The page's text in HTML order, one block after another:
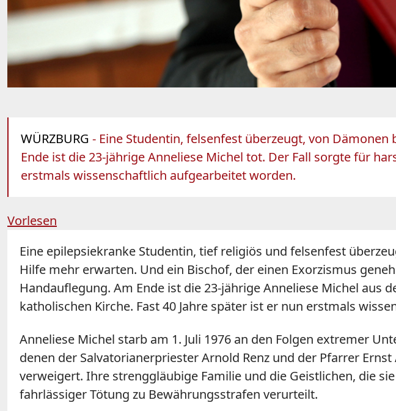
WÜRZBURG - Eine Studentin, felsenfest überzeugt, von
Ende ist die 23-jährige Anneliese Michel tot. Der Fall sorgte für
erstmals wissenschaftlich aufgearbeitet worden.
Vorlesen
Eine epilepsiekranke Studentin, tief religiös und felsenfest
Hilfe mehr erwarten. Und ein Bischof, der einen Exorzismus
Handauflegung. Am Ende ist die 23-jährige Anneliese Michel
katholischen Kirche. Fast 40 Jahre später ist er nun erstmals
Anneliese Michel starb am 1. Juli 1976 an den Folgen extremer
denen der Salvatorianerpriester Arnold Renz und der Pfarrer
verweigert. Ihre strenggläubige Familie und die Geistlichen, die
fahrlässiger Tötung zu Bewährungsstrafen verurteilt.